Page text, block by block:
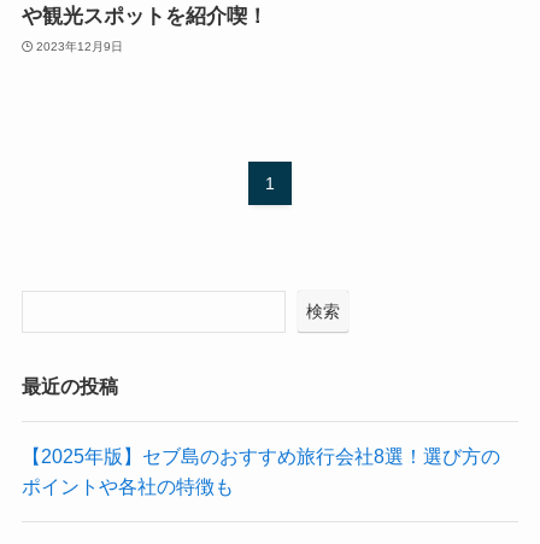
や観光スポットを紹介喫！
2023年12月9日
1
検索
最近の投稿
【2025年版】セブ島のおすすめ旅行会社8選！選び方の
ポイントや各社の特徴も